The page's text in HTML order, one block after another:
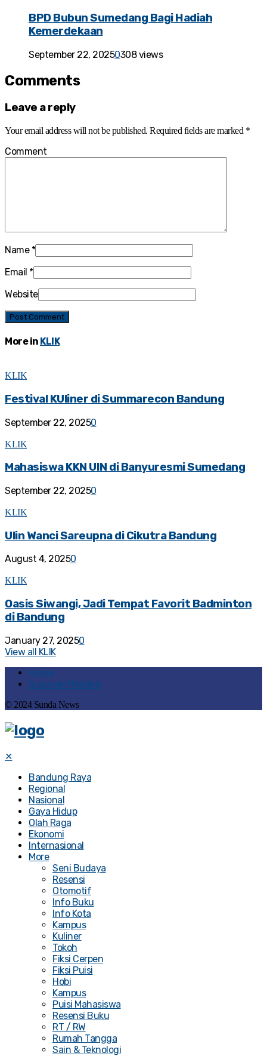
BPD Bubun Sumedang Bagi Hadiah
Kemerdekaan
September 22, 20250308 views
Comments
Leave a reply
Your email address will not be published. Required fields are marked *
Comment
Name *
Email *
Website
More in KLIK
KLIK
Festival KUliner di Summarecon Bandung
September 22, 20250
KLIK
Mahasiswa KKN UIN di Banyuresmi Sumedang
September 22, 20250
KLIK
Ulin Wanci Sareupna di Cikutra Bandung
August 4, 20250
KLIK
Oasis Siwangi, Jadi Tempat Favorit Badminton
di Bandung
January 27, 20250
View all KLIK
Home
Susunan Redaksi
© 2024 Sunda News
✕
Bandung Raya
Regional
Nasional
Gaya Hidup
Olah Raga
Ekonomi
Internasional
More
Seni Budaya
Resensi
Otomotif
Info Buku
Info Kota
Kampus
Kuliner
Tokoh
Fiksi Cerpen
Fiksi Puisi
Hobi
Kampus
Puisi Mahasiswa
Resensi Buku
RT / RW
Rumah Tangga
Sain & Teknologi